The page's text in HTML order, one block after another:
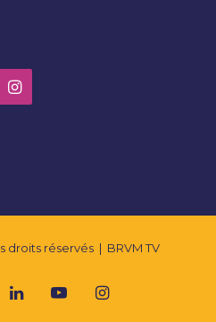
Instagram
droits réservés | BRVM TV
LinkedinYouTubeInstagram